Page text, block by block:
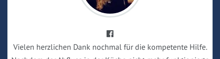
Vielen herzlichen Dank nochmal für die kompetente Hilfe.